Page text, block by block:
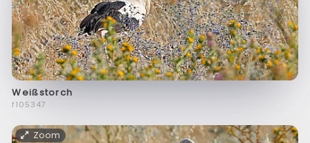
Weißstorch
f105347
Zoom